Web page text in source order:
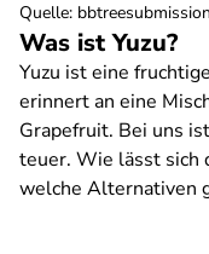
Was ist Yuzu?
Yuzu ist eine
erinnert an eine
Grapefruit. Bei uns
teuer. Wie lässt sich
welche Alternativen
Quelle: